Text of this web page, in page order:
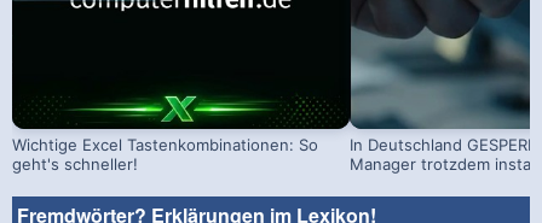
Wichtige Excel Tastenkombinationen: So
geht's schneller!
In Deutschland
Manager trotzdem
Fremdwörter? Erklärungen im Lexikon!